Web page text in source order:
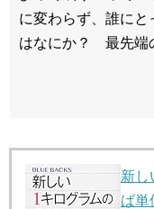
に変わらず、誰にと
はなにか？ 最先端
新し
ば単